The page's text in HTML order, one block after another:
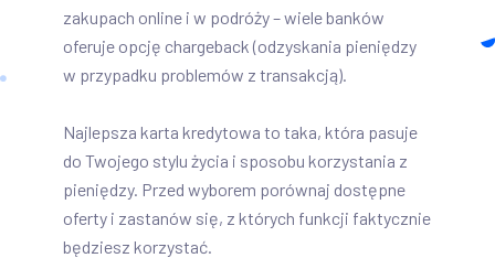
zakupach online i w podróży – wiele banków
oferuje opcję chargeback (odzyskania pieniędzy
w przypadku problemów z transakcją).
Najlepsza karta kredytowa to taka, która pasuje
do Twojego stylu życia i sposobu korzystania z
pieniędzy. Przed wyborem porównaj dostępne
oferty i zastanów się, z których funkcji faktycznie
będziesz korzystać.